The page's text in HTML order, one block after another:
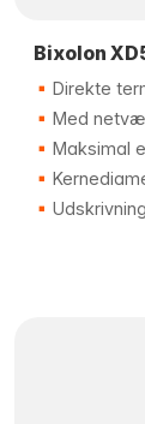
Bixolon
Direkte
Med
Maksimal